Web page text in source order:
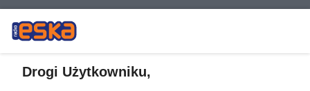
Drogi Użytkowniku,